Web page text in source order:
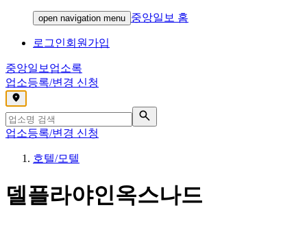
open navigation menu 중앙일보 홈
로그인회원가입
중앙일보 업소록
업소등록/변경 신청
,
업소등록/변경 신청
호텔/모텔
델플라야인옥스나드